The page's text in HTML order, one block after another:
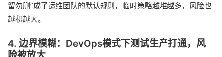
留勿删”成了运维团队的默认规则，临时策略越堆越多，风险也
越积越大。
4. 边界模糊：DevOps模式下测试生产打通，风
险被放大